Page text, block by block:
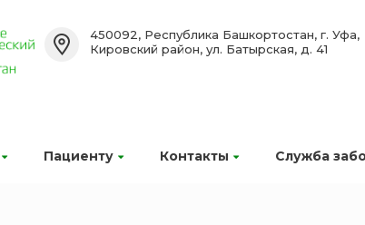
Пациенту Контакты Служба
450092, Республика Башкортостан, г. Уфа,
Кировский район, ул. Батырская, д. 41